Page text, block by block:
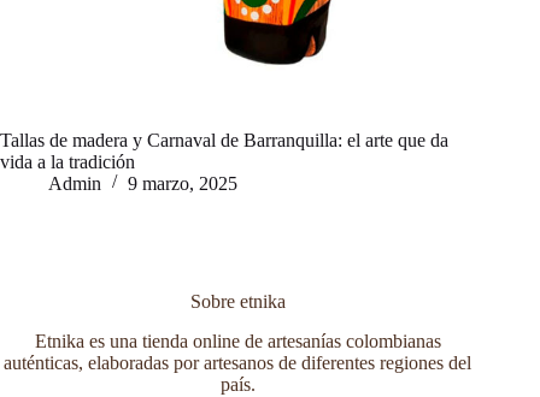
Tallas de madera y Carnaval de Barranquilla: el arte que da
vida a la tradición
Admin
9 marzo, 2025
Sobre etnika
Etnika es una tienda online de artesanías colombianas
auténticas, elaboradas por artesanos de diferentes regiones del
país.